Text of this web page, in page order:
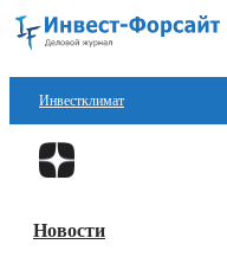
Инвестклимат
Финансы
Блокчейн
Новости